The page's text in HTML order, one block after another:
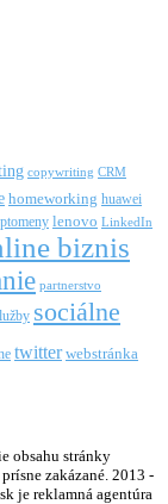
copywriting CRM
homeworking huawei
lenovo LinkedIn
biznis
partnerstvo
sociálne
twitter webstránka
obsahu stránky
zakázané. 2013 -
je reklamná agentúra